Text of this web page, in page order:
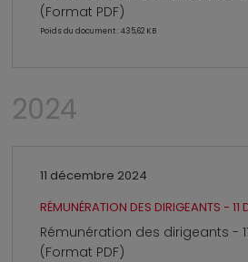
(Format PDF)
Poids du document : 435,62 KB
2024
11 décembre 2024
RÉMUNÉRATION DES DIRIGEANTS -
Rémunération des dirigeants -
(Format PDF)